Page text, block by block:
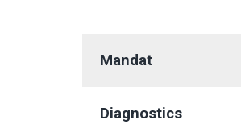
Mandat
Diagnostics